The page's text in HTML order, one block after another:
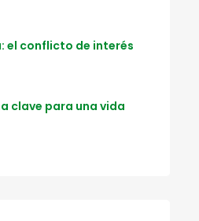
el conflicto de interés
clave para una vida